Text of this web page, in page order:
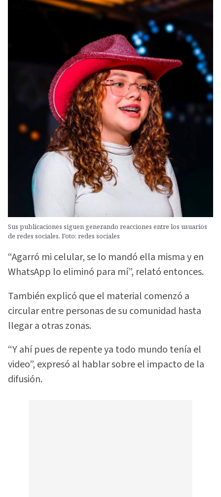
Sus publicaciones siguen generando reacciones entre los usuarios
de redes sociales. Foto: redes sociales
“Agarró mi celular, se lo mandó ella misma y en
WhatsApp lo eliminó para mí”, relató entonces.
También explicó que el material comenzó a
circular entre personas de su comunidad hasta
llegar a otras zonas.
“Y ahí pues de repente ya todo mundo tenía el
video”, expresó al hablar sobre el impacto de la
difusión.